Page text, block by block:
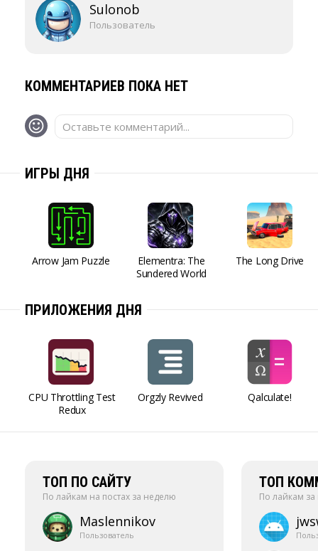
Sulonob
Пользователь
КОММЕНТАРИЕВ ПОКА НЕТ
Оставьте комментарий...
ИГРЫ ДНЯ
Arrow Jam Puzzle
Elementra: The
Sundered World
The Long Drive
ПРИЛОЖЕНИЯ ДНЯ
CPU Throttling Test
Redux
Orgzly Revived Qalculate!
ТОП ПО САЙТУ
По лайкам на постах за неделю
Maslennikov
Пользователь
ТОП
По лайкам